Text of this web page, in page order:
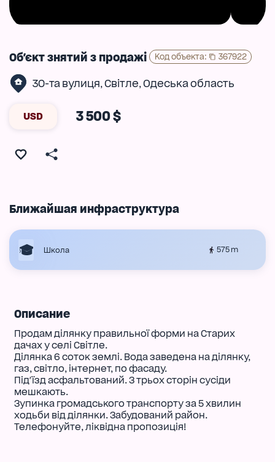
Об'єкт знятий з продажі Код объекта: 367922
30-та вулиця, Світле, Одеська область
USD 3 500 $
Ближайшая инфраструктура
Школа 575 m
Описание
Продам ділянку правильної форми на Старих
дачах у селі Світле.
Ділянка 6 соток землі. Вода заведена на ділянку,
газ, світло, інтернет, по фасаду.
Під'їзд асфальтований. З трьох сторін сусіди
мешкають.
Зупинка громадського транспорту за 5 хвилин
ходьби від ділянки. Забудований район.
Телефонуйте, ліквідна пропозиція!